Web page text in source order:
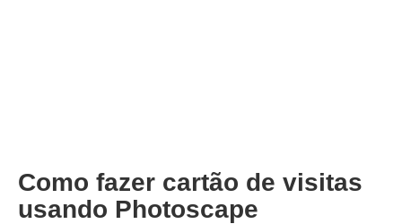
Como fazer cartão de visitas
usando Photoscape